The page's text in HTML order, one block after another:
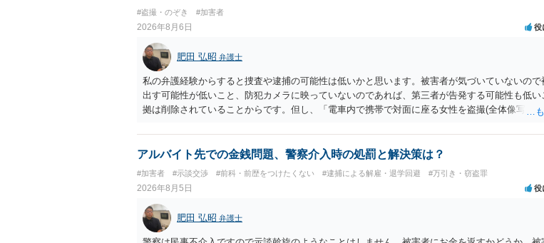
#盗撮・のぞき #加害者
2026年8月6日 役
肥田 弘昭 弁護士
私の弁護経験からすると捜査や逮捕の可能性は低いかと思います。被害者が気づいていないので
出す可能性が低いこと、防犯カメラに映っていないのであれば、第三者が告発する可能性も低い
拠は削除されていることからです。但し、「電車内で携帯で対面に座る女性を盗撮(全体像写真1
査段階では性的姿態等撮影罪の被疑事実で逮捕勾留されるケースが私の弁護経験では多くなった
（最終的には不起訴ないし各都道府県の迷惑防止条例違反になることもあります）。2度としな
アルバイト先での金銭問題、警察介入時の処罰と解決策は？
#加害者 #示談交渉 #前科・前歴をつけたくない #逮捕による解雇・退学回避 #万引き・窃盗罪
2026年8月5日 役
肥田 弘昭 弁護士